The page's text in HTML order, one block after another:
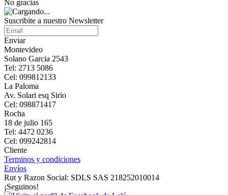
No gracias
Suscribite a nuestro Newsletter
Enviar
Montevideo
Solano Garcia 2543
Tel: 2713 5086
Cel: 099812133
La Paloma
Av. Solari esq Sirio
Cel: 098871417
Rocha
18 de julio 165
Tel: 4472 0236
Cel: 099242814
Cliente
Terminos y condiciones
Envíos
Rut y Razon Social: SDLS SAS 218252010014
¡Seguinos!